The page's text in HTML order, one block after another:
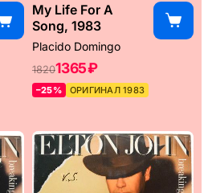
My Life For A
Song, 1983
Placido Domingo
18201365 ₽
–25% ОРИГИНАЛ 1983